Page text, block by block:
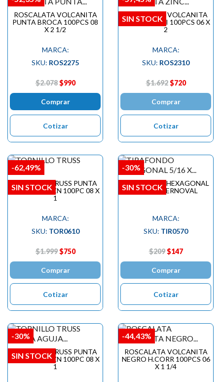
ROSCALATA VOLCANITA
PUNTA BROCA 100PCS 08
X 2 1/2
MARCA:
SKU: ROS2275
$2.078 $990
Comprar
Cotizar
ROSCALATA VOLCANITA
ZINC H.CORRI 100PCS 06 X
2
MARCA:
SKU: ROS2310
$1.692 $720
Comprar
Cotizar
SIN STOCK
TORNILLO TRUSS PUNTA
AUTOP.GOL.ZN 100PC 08 X
1
MARCA:
SKU: TOR0610
$1.999 $750
Comprar
Cotizar
-62,49%
SIN STOCK
TIRAFONDO HEXAGONAL
5/16 X 4 PERNOVAL
MARCA:
SKU: TIR0570
$209 $147
Comprar
Cotizar
-30%
SIN STOCK
TORNILLO TRUSS PUNTA
AGUJA GOL ZN 100PC 08 X
1
-30%
SIN STOCK
ROSCALATA VOLCANITA
NEGRO H.CORR 100PCS 06
X 1 1/4
-44,43%